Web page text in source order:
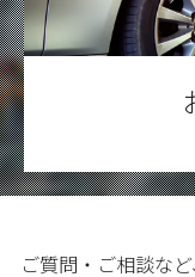
ご質問・ご相談な